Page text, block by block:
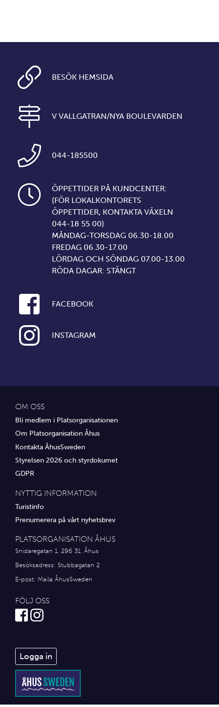
BESÖK HEMSIDA
V VALLGATRAN/NYA BOULEVARDEN
044-185500
ÖPPETTIDER PÅ KUNDCENTER:
(FÖR LOKALKONTORETS
ÖPPETTIDER, KONTAKTA VÄXELN
044-18 55 00)
MÅNDAG-TORSDAG 06.30-18.00
FREDAG 06.30-17.00
LÖRDAG OCH SÖNDAG 07.00-13.00
RÖDA DAGAR: STÄNGT
FACEBOOK
INSTAGRAM
OM OSS
Bli medlem i Platsorganisationen
Om Platsorganisation Åhus
Kontakta ÅhusSweden
Styrelsen 2026 och styrdokumet
GDPR
NYTTIG INFORMATION
Turistinfo
Prenumerera på vårt nyhetsbrev
PLATSORGANISATION ÅHUS
Snidaregatan 1, 296 31, Åhus
Besöksadress: Stubbagatan 2
E-post: Maila ÅhusSweden
FÖLJ OSS
Logga in